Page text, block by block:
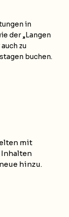
in
der „Langen
zu
buchen.
mit
hinzu.